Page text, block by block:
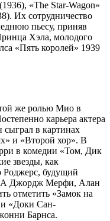
«The Star-Wagon»
Их сотрудничество
пьесу, приняв
Хэла, молодого
«Пять королей» 1939
же ролью Мио в
карьера актера
сыграл в картинах
и «Второй хор». В
в комедии «Том, Дик
звезды, как
Роджерс, будущий
Джордж Мерфи, Алан
отметить «Замок на
и «Доки Сан-
Барнса.